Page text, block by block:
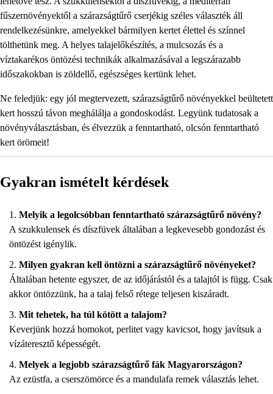
fűszernövényektől a szárazságtűrő cserjékig széles választék áll
rendelkezésünkre, amelyekkel bármilyen kertet élettel és színnel
tölthetünk meg. A helyes talajelőkészítés, a mulcsozás és a
víztakarékos öntözési technikák alkalmazásával a legszárazabb
időszakokban is zöldellő, egészséges kertünk lehet.
Ne feledjük: egy jól megtervezett, szárazságtűrő növényekkel beültetett
kert hosszú távon meghálálja a gondoskodást. Legyünk tudatosak a
növényválasztásban, és élvezzük a fenntartható, olcsón fenntartható
kert örömeit!
Gyakran ismételt kérdések
Melyik a legolcsóbban fenntartható szárazságtűrő növény?
A szukkulensek és díszfüvek általában a legkevesebb gondozást és
öntözést igénylik.
Milyen gyakran kell öntözni a szárazságtűrő növényeket?
Általában hetente egyszer, de az időjárástól és a talajtól is függ. Csak
akkor öntözzünk, ha a talaj felső rétege teljesen kiszáradt.
Mit tehetek, ha túl kötött a talajom?
Keverjünk hozzá homokot, perlitet vagy kavicsot, hogy javítsuk a
vízáteresztő képességét.
Melyek a legjobb szárazságtűrő fák Magyarországon?
Az ezüstfa, a cserszömörce és a mandulafa remek választás lehet.